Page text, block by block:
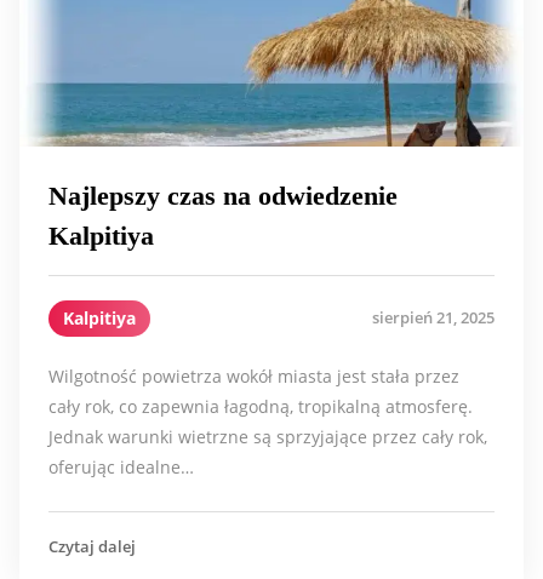
Najlepszy czas na odwiedzenie
Kalpitiya
Kalpitiya sierpień 21, 2025
Wilgotność powietrza wokół miasta jest stała przez
cały rok, co zapewnia łagodną, tropikalną atmosferę.
Jednak warunki wietrzne są sprzyjające przez cały rok,
oferując idealne…
Czytaj dalej